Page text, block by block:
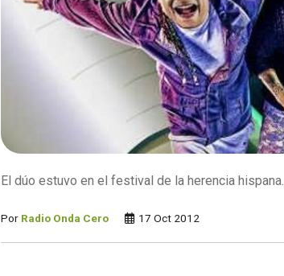
El dúo estuvo en el festival de la herencia hispana.
Por Radio Onda Cero 17 Oct 2012